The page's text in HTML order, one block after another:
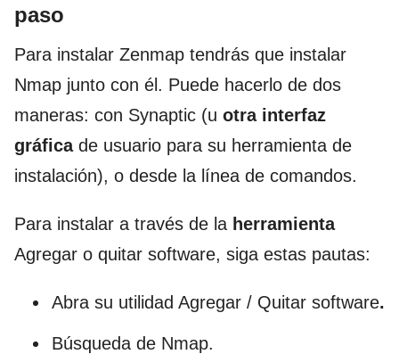
paso
Para instalar Zenmap tendrás que instalar
Nmap junto con él. Puede hacerlo de dos
maneras: con Synaptic (u otra interfaz
gráficade usuario para su herramienta de
instalación), o desde la línea de comandos.
Para instalar a través de la herramienta
Agregar o quitar software, siga estas pautas:
Abra su utilidad Agregar / Quitar software.
Búsqueda de Nmap.